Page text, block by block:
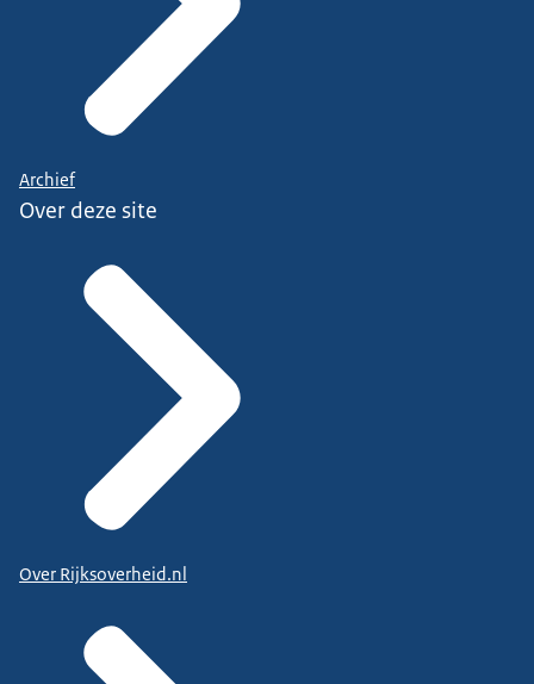
Archief
Over deze site
Over Rijksoverheid.nl